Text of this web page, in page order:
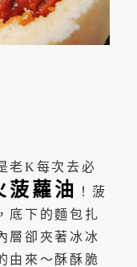
老K每次去必
菠蘿油
！菠
底下的麵包扎
層卻夾著冰冰
由來～酥酥脆